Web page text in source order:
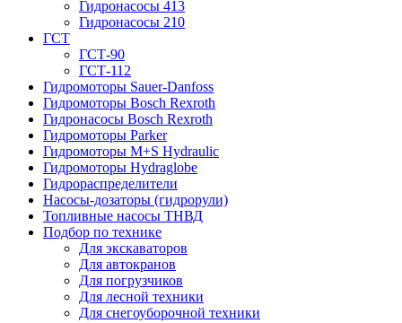
Гидронасосы 413
Гидронасосы 210
ГСТ
ГСТ-90
ГСТ-112
Гидромоторы Sauer-Danfoss
Гидромоторы Bosch Rexroth
Гидронасосы Bosch Rexroth
Гидромоторы Parker
Гидромоторы M+S Hydraulic
Гидромоторы Hydraglobe
Гидрораспределители
Насосы-дозаторы (гидрорули)
Топливные насосы ТНВД
Подбор по технике
Для экскаваторов
Для автокранов
Для погрузчиков
Для лесной техники
Для снегоуборочной техники